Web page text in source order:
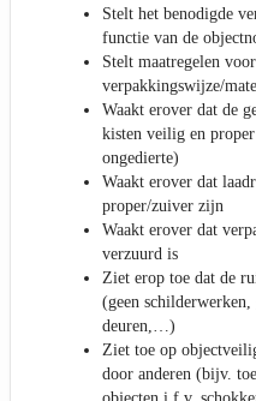
Stelt het benodigde
functie van de
Stelt maatregelen
verpakkingswijze/
Waakt erover dat de
kisten veilig en
ongedierte)
Waakt erover dat
proper/zuiver zijn
Waakt erover dat
verzuurd is
Ziet erop toe dat de
(geen schilderwerken,
deuren,…)
Ziet toe op
door anderen (bijv.